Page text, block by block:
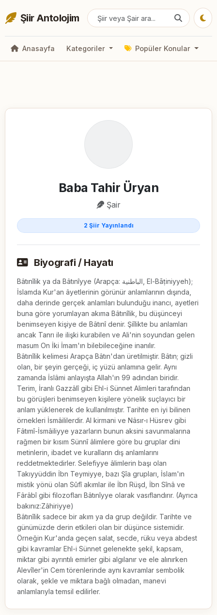
Şiir Antolojim
Anasayfa Kategoriler Popüler Konular
Baba Tahir Üryan
Şair
2 Şiir Yayınlandı
Biyografi / Hayatı
Bâtınîlik ya da Bâtınîyye (Arapça: الباطنية, El-Bāṭiniyyeh);
İslamda Kur'an âyetlerinin görünür anlamlarının dışında,
daha derinde gerçek anlamları bulunduğu inancı, ayetleri
buna göre yorumlayan akıma Bâtınîlik, bu düşünceyi
benimseyen kişiye de Bâtınî denir. Şiîlikte bu anlamları
ancak Tanrı ile ilişki kurabilen ve Ali'nin soyundan gelen
masum On İki İmam'ın bilebileceğine inanılır.
Bâtınîlik kelimesi Arapça Bâtın'dan üretilmiştir. Bâtın; gizli
olan, bir şeyin gerçeği, iç yüzü anlamına gelir. Aynı
zamanda İslâmi anlayışta Allah'ın 99 adından biridir.
Terim, İranlı Gazzâlî gibi Ehl-i Sünnet Alimleri tarafından
bu görüşleri benimseyen kişilere yönelik suçlayıcı bir
anlam yüklenerek de kullanılmıştır. Tarihte en iyi bilinen
örnekleri İsmâililerdir. Al kirmani ve Nâsır-ı Hüsrev gibi
Fâtımî-İsmâiliyye yazarların bunun aksini savunmalarına
rağmen bir kısım Sünnî âlimlere göre bu gruplar dini
metinlerin, ibadet ve kuralların dış anlamlarını
reddetmektedirler. Selefiyye âlimlerin başı olan
Takıyyüddin İbn Teymiyye, bazı Şîa grupları, İslam'ın
mistik yönü olan Sûfî akımlar ile İbn Rüşd, İbn Sînâ ve
Fârâbî gibi filozofları Bâtınîyye olarak vasıflandırır. (Ayrıca
bakınız:Zâhiriyye)
Bâtınîlik sadece bir akım ya da grup değildir. Tarihte ve
günümüzde derin etkileri olan bir düşünce sistemidir.
Örneğin Kur'anda geçen salat, secde, rüku veya abdest
gibi kavramlar Ehl-i Sünnet gelenekte şekil, kapsam,
miktar gibi ayrıntılı emirler gibi algılanır ve ele alınırken
Alevîler'in Cem törenlerinde aynı kavramlar sembolik
olarak, şekle ve miktara bağlı olmadan, manevi
anlamlarıyla temsil edilirler.